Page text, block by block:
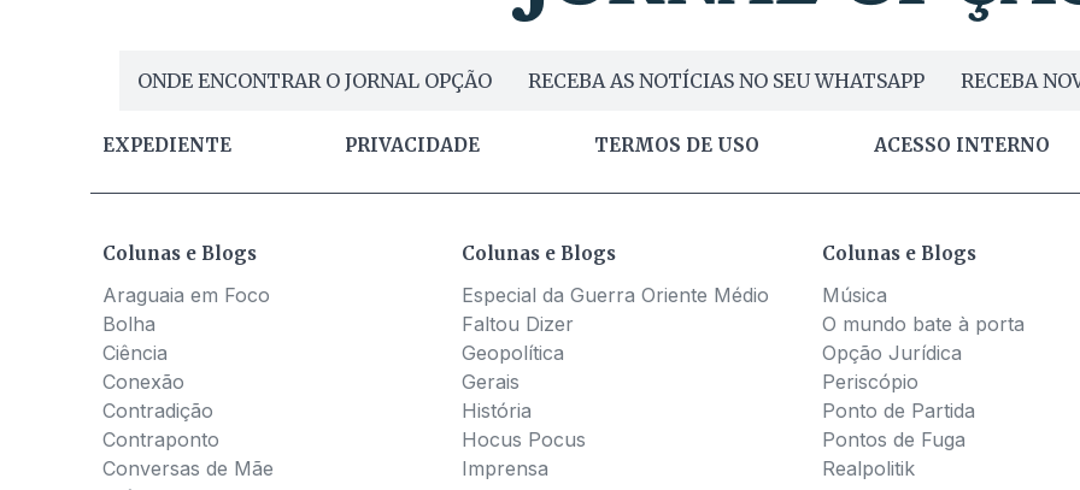
ONDE ENCONTRAR O JORNAL OPÇÃO RECEBA AS NOTÍCIAS NO SEU WHATSAPP RECEBA
EXPEDIENTE PRIVACIDADE TERMOS DE USO ACESSO INTERNO
Colunas e Blogs
Araguaia em Foco
Bolha
Ciência
Conexão
Contradição
Contraponto
Conversas de Mãe
Colunas e Blogs
Especial da Guerra Oriente Médio
Faltou Dizer
Geopolítica
Gerais
História
Hocus Pocus
Imprensa
Colunas e Blogs
Música
O mundo bate à porta
Opção Jurídica
Periscópio
Ponto de Partida
Pontos de Fuga
Realpolitik